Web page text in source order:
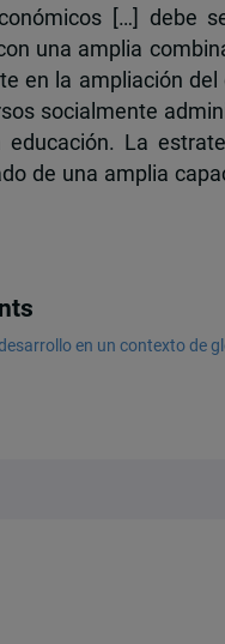
[…] debe
una amplia
en la ampliación
socialmente
educación. La
de una amplia
en un contexto de